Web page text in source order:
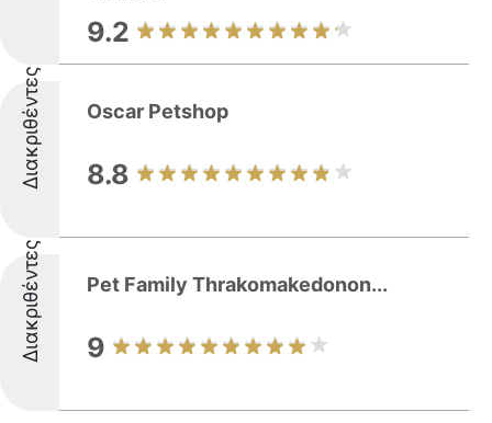
9.2
Διακριθέντες Oscar Petshop
8.8
Διακριθέντες Pet Family Thrakomakedonon...
9